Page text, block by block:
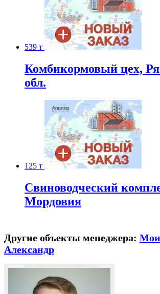
539 т
Комбикормовый цех,
обл.
125 т
Свиноводческий
Мордовия
Другие объекты менеджера:
Александр